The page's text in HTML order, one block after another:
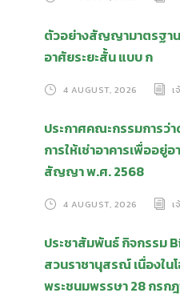
ตัวอย่างสัญญามาตรฐา
อาศัยระยะสั้น แบบ ก
4 AUGUST, 2026 เ
ประกาศคณะกรรมการว่
การให้เช่าอาคารเพื่ออยู่
สัญญา พ.ศ. 2568
4 AUGUST, 2026 เ
ประชาสัมพันธ์ กิจกรรม
สวนราชานุสรณ์ เนื่องใน
พระชนมพรรษา 28 กรก